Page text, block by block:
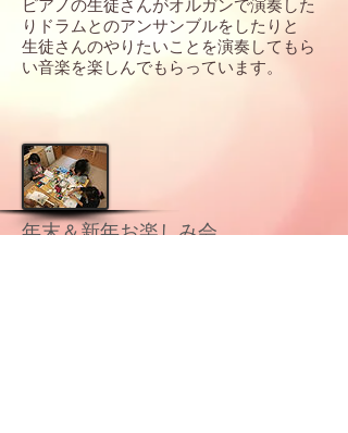
ピアノの生徒さんがオルガンで演奏した
り ドラムとのアンサンブルをしたりと
生徒さんのやりたいことを演奏してもら
い音楽を楽しんでもらっています。
年末＆新年お楽しみ会